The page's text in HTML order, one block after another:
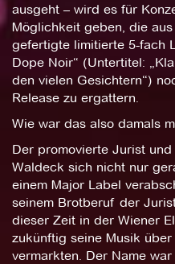
ausgeht – wird es für
Möglichkeit geben, die
gefertigte limitierte 5-fach
Dope Noir“ (Untertitel:
den vielen Gesichtern“)
Release zu ergattern.
Wie war das also damals
Der promovierte Jurist
Waldeck sich nicht nur
einem Major Label
seinem Brotberuf der
dieser Zeit in der Wiener
zukünftig seine Musik
vermarkten. Der Name